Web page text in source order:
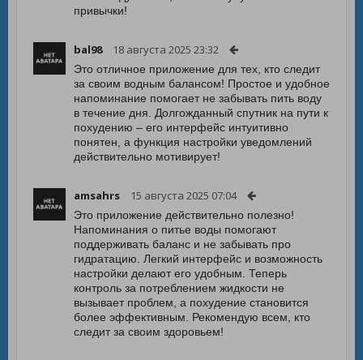
привычки!
bal98 18 августа 2025 23:32
Это отличное приложение для тех, кто следит
за своим водным балансом! Простое и удобное
напоминание помогает не забывать пить воду
в течение дня. Долгожданный спутник на пути к
похудению – его интерфейс интуитивно
понятен, а функция настройки уведомлений
действительно мотивирует!
amsahrs 15 августа 2025 07:04
Это приложение действительно полезно!
Напоминания о питье воды помогают
поддерживать баланс и не забывать про
гидратацию. Легкий интерфейс и возможность
настройки делают его удобным. Теперь
контроль за потреблением жидкости не
вызывает проблем, а похудение становится
более эффективным. Рекомендую всем, кто
следит за своим здоровьем!